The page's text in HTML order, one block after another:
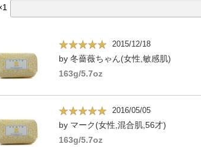
1
2015/12/18
by 冬薔薇ちゃん(女性,敏感肌)
163g/5.7oz
2016/05/05
by マーク(女性,混合肌,56才)
163g/5.7oz